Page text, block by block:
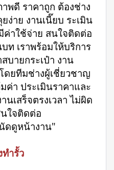
พดี ราคาถูก ต้องช่าง
ง่าย งานเนี๊ยบ ระเมิน
ค่าใช้จ่าย สนใจติดต่อ
ท เราพร้อมให้บริการ
บายกระเป๋า งาน
ยทีมช่างผู้เชี่ยวชาญ
ค่า ประเมินราคาและ
เสร็จตรงเวลา ไม่ผิด
ใจติดต่อ
ดดูหน้างาน"
ำรั้ว